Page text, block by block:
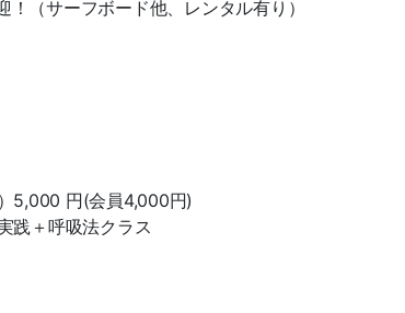
（サーフボード他、レンタル有り）
5,000 円(会員4,000円)
践＋呼吸法クラス